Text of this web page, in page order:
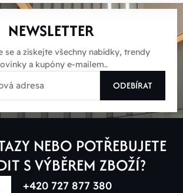
NEWSLETTER
se a získejte všechny nabídky, trendy
a kupóny e-mailem..
ODEBÍRAT
NEBO POTŘEBUJETE
S VÝBĚREM ZBOŽÍ?
+420 727 877 380